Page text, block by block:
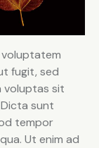
voluptatem
fugit, sed
voluptas sit
sunt
tempor
Ut enim ad